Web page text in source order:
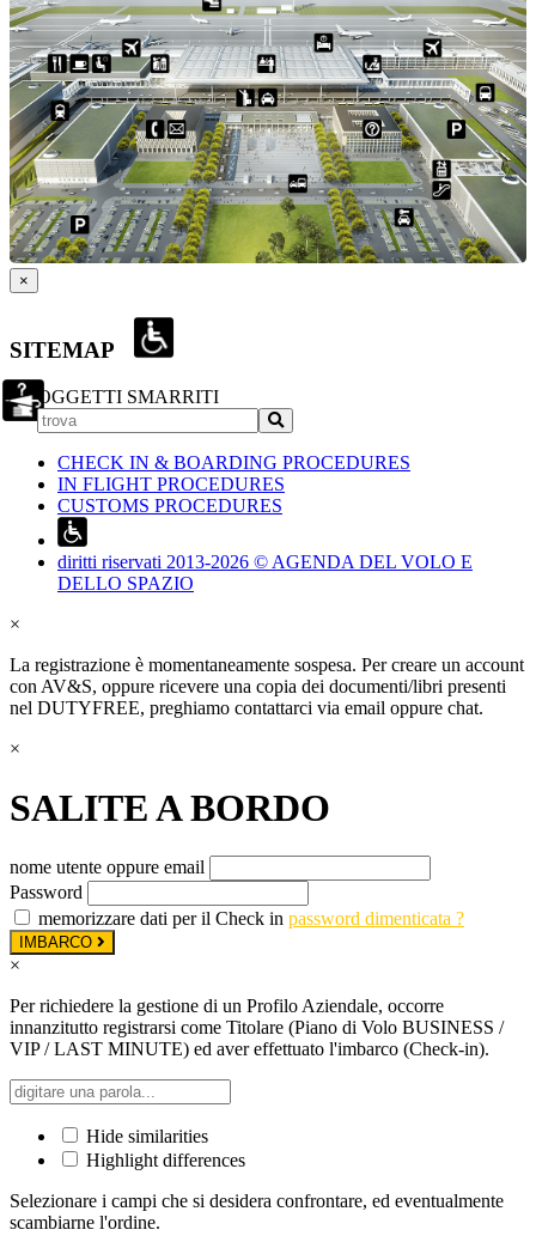
×
SITEMAP
OGGETTI SMARRITI
CHECK IN & BOARDING PROCEDURES
IN FLIGHT PROCEDURES
CUSTOMS PROCEDURES
diritti riservati 2013-2026 © AGENDA DEL VOLO E
DELLO SPAZIO
×
La registrazione è momentaneamente sospesa. Per creare un account
con AV&S, oppure ricevere una copia dei documenti/libri presenti
nel DUTYFREE, preghiamo contattarci via email oppure chat.
×
SALITE A BORDO
nome utente oppure email
Password
memorizzare dati per il Check in password dimenticata ?
IMBARCO
×
Per richiedere la gestione di un Profilo Aziendale, occorre
innanzitutto registrarsi come Titolare (Piano di Volo BUSINESS /
VIP / LAST MINUTE) ed aver effettuato l'imbarco (Check-in).
Hide similarities
Highlight differences
Selezionare i campi che si desidera confrontare, ed eventualmente
scambiarne l'ordine.